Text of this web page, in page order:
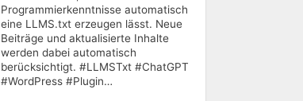
Programmierkenntnisse automatisch
eine LLMS.txt erzeugen lässt. Neue
Beiträge und aktualisierte Inhalte
werden dabei automatisch
berücksichtigt. #LLMSTxt #ChatGPT
#WordPress #Plugin…